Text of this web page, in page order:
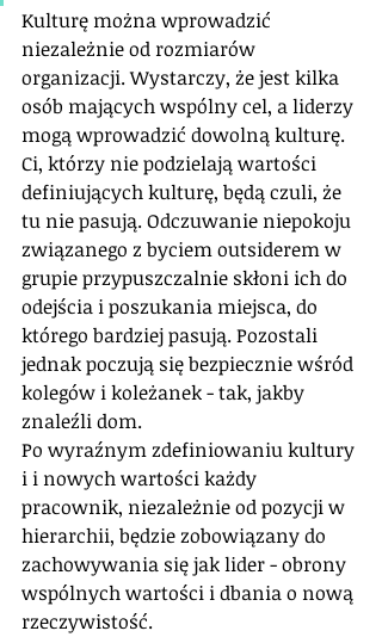
Kulturę można wprowadzić
niezależnie od rozmiarów
organizacji. Wystarczy, że jest kilka
osób mających wspólny cel, a liderzy
mogą wprowadzić dowolną kulturę.
Ci, którzy nie podzielają wartości
definiujących kulturę, będą czuli, że
tu nie pasują. Odczuwanie niepokoju
związanego z byciem outsiderem w
grupie przypuszczalnie skłoni ich do
odejścia i poszukania miejsca, do
którego bardziej pasują. Pozostali
jednak poczują się bezpiecznie wśród
kolegów i koleżanek - tak, jakby
znaleźli dom.
Po wyraźnym zdefiniowaniu kultury
i i nowych wartości każdy
pracownik, niezależnie od pozycji w
hierarchii, będzie zobowiązany do
zachowywania się jak lider - obrony
wspólnych wartości i dbania o nową
rzeczywistość.